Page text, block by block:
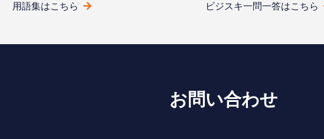
⽤語集はこちら ビジスキ⼀問⼀答はこちら
お問い合わせ